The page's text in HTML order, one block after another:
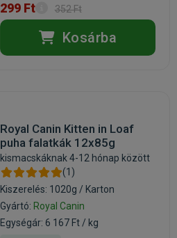
299 Ft 352 Ft
Kosárba
Royal Canin Kitten in Loaf
puha falatkák 12x85g
kismacskáknak 4-12 hónap között
(1)
Kiszerelés: 1020g / Karton
Gyártó: Royal Canin
Egységár: 6 167 Ft / kg